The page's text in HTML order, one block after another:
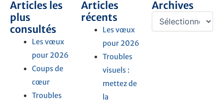
Articles les
plus
consultés
Les vœux
pour 2026
Coups de
cœur
Troubles
Archives
Archives
Articles
récents
Les vœux
pour 2026
Troubles
visuels :
mettez de
la